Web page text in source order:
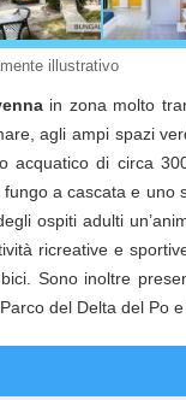
illustrativo
in zona molto
agli ampi spazi
acquatico di circa
a cascata e uno
ospiti adulti
ricreative e
Sono inoltre
del Delta del Po e